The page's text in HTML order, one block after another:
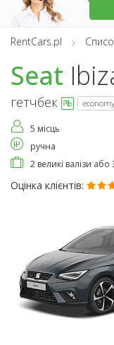
RentCars.pl
Seat
гетчбек economy
5 місць
ручна
2 великі валізи або
Оцінка клієнтів: